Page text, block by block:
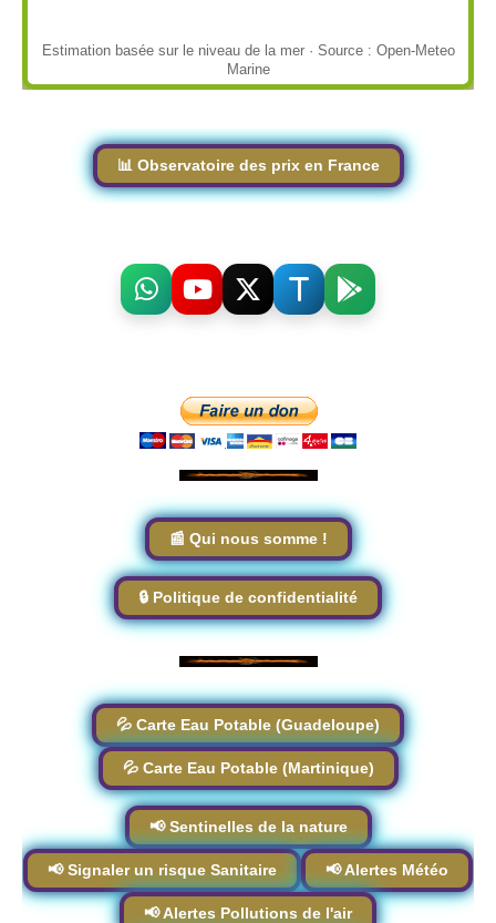
Estimation basée sur le niveau de la mer · Source : Open-Meteo
Marine
📊 Observatoire des prix en France
📰 Qui nous somme !
🔒 Politique de confidentialité
💦 Carte Eau Potable (Guadeloupe)
💦 Carte Eau Potable (Martinique)
📢 Sentinelles de la nature
📢 Signaler un risque Sanitaire 📢 Alertes Météo
📢 Alertes Pollutions de l'air